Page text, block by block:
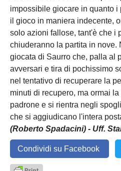
impossibile giocare in quanto
il gioco in maniera indecente,
solo azioni fallose, tant'è che i
chiuderanno la partita in nove.
giocata di Saurro che, palla al
avversari e tira di pochissimo
nel tentativo di recuperare la
minuti di recupero, ma ormai
padrone e si rientra negli
che si aggiudicano l'intera
(Roberto Spadacini) - Uff.
Condividi su Facebook